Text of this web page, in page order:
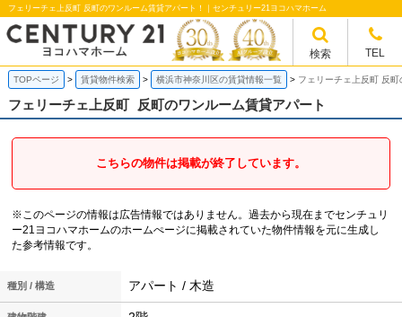
検索 TEL
フェリーチェ上反町 反町のワンルーム賃貸アパート！｜センチュリー21ヨコハマホーム
TOPページ 賃貸物件検索 横浜市神奈川区の賃貸情報一覧 フェリーチェ上反町 反
フェリーチェ上反町 反町のワンルーム賃貸アパート
こちらの物件は掲載が終了しています。
※このページの情報は広告情報ではありません。過去から現在までセンチュリ
ー21ヨコハマホームのホームぺージに掲載されていた物件情報を元に生成し
た参考情報です。
種別 / 構造 アパート / 木造